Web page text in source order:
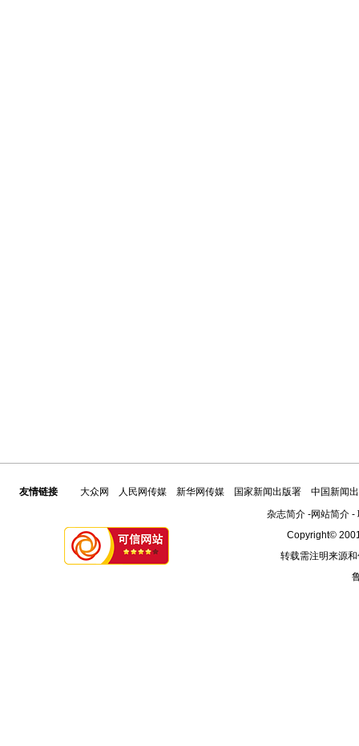
友情链接 大众网 人民网传媒 新华网传媒 国家新闻出版署
中国新闻
杂志简介-网站简介-
Copyright©
转载需注明来源